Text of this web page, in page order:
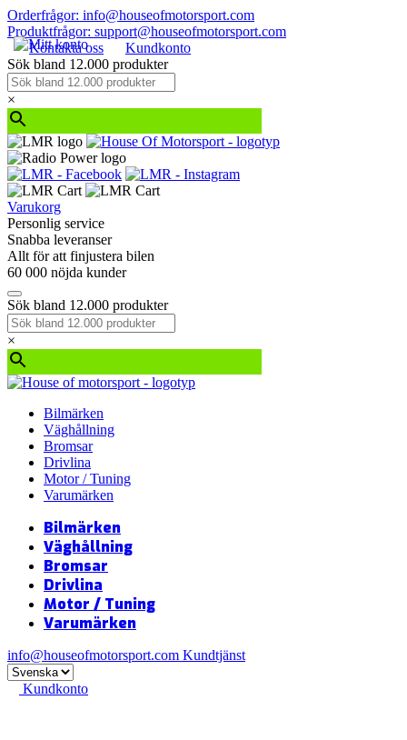
Orderfrågor: info@houseofmotorsport.com
Produktfrågor: support@houseofmotorsport.com
Kontakta oss
Kundkonto
Sök bland 12.000 produkter
×
Varukorg
Personlig service
Snabba leveranser
Allt för att finjustera bilen
60 000 nöjda kunder
Sök bland 12.000 produkter
×
Bilmärken
Väghållning
Bromsar
Drivlina
Motor / Tuning
Varumärken
Bilmärken
Väghållning
Bromsar
Drivlina
Motor / Tuning
Varumärken
info@houseofmotorsport.com Kundtjänst
Kundkonto